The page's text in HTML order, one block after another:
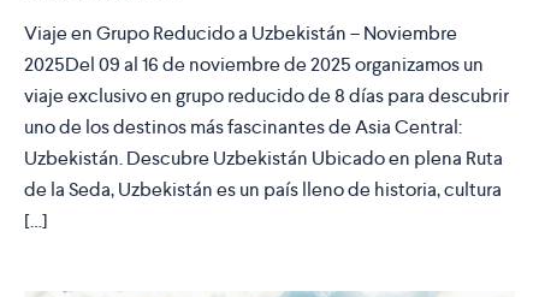
Viaje en Grupo Reducido a Uzbekistán – Noviembre
2025Del 09 al 16 de noviembre de 2025 organizamos un
viaje exclusivo en grupo reducido de 8 días para descubrir
uno de los destinos más fascinantes de Asia Central:
Uzbekistán. Descubre Uzbekistán Ubicado en plena Ruta
de la Seda, Uzbekistán es un país lleno de historia, cultura
[…]